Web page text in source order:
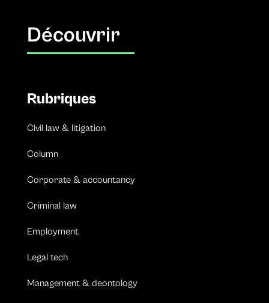
Découvrir
Rubriques
Civil law & litigation
Column
Corporate & accountancy
Criminal law
Employment
Legal tech
Management & deontology